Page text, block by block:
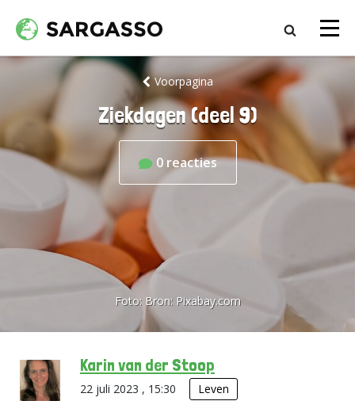
Voorpagina
Ziekdagen (deel 9)
0 reacties
Foto: Bron: Pixabay.com
Karin van der Stoop
22 juli 2023 , 15:30
Leven